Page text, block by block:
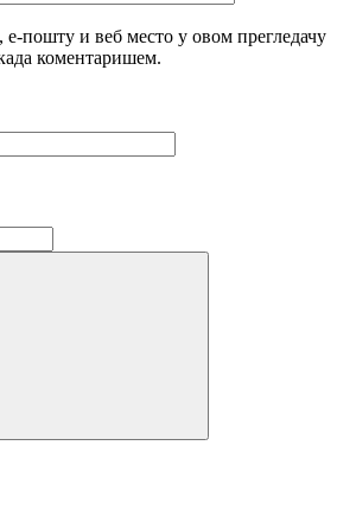
е-пошту и веб место у овом прегледачу
коментаришем.
Search